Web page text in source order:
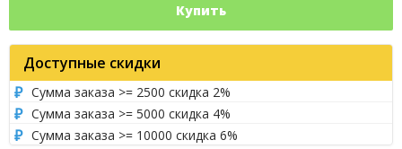
Купить
Доступные скидки
Сумма заказа >= 2500 скидка 2%
Сумма заказа >= 5000 скидка 4%
Сумма заказа >= 10000 скидка 6%